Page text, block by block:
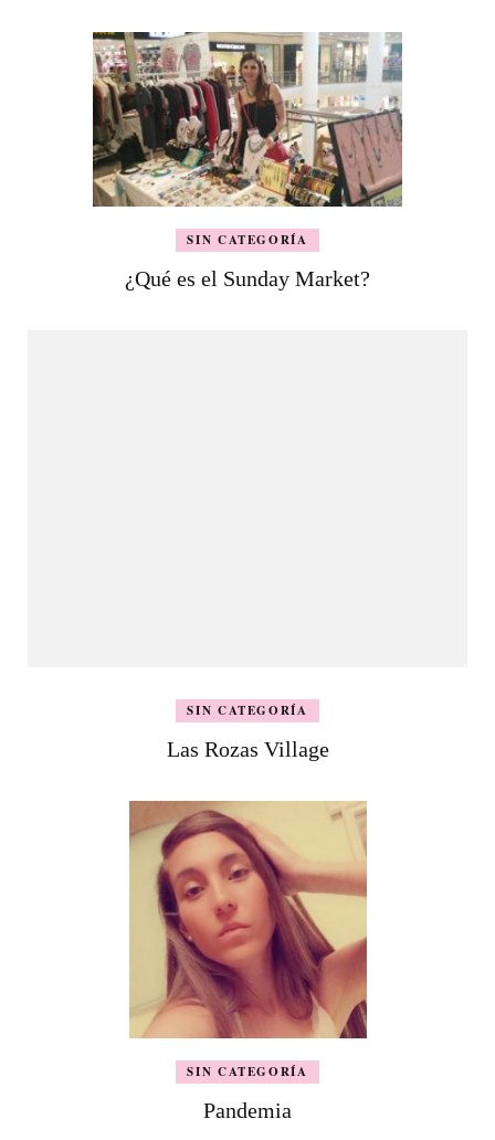
SIN CATEGORÍA
¿Qué es el Sunday Market?
SIN CATEGORÍA
Las Rozas Village
SIN CATEGORÍA
Pandemia